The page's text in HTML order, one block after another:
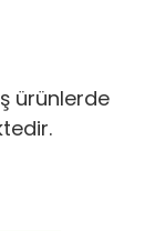
ürünlerde